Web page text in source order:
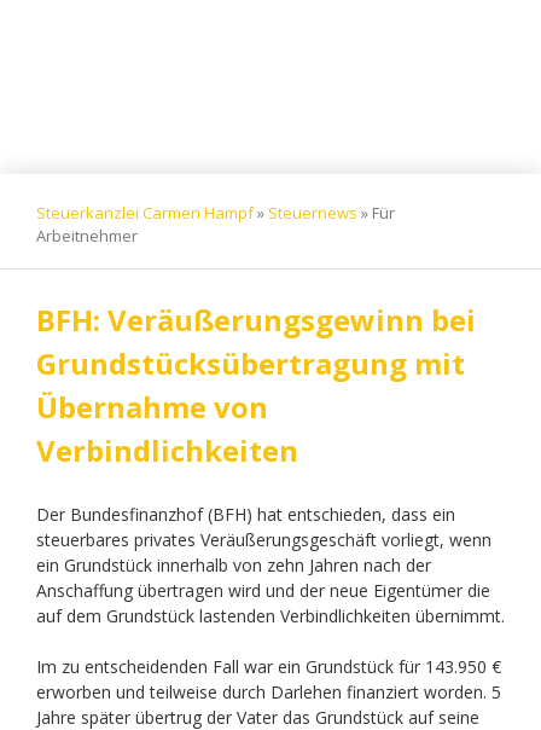
Steuerkanzlei Carmen Hampf» Steuernews » Für
Arbeitnehmer
BFH: Veräußerungsgewinn bei
Grundstücksübertragung mit
Übernahme von
Verbindlichkeiten
Der Bundesfinanzhof (BFH) hat entschieden, dass ein
steuerbares privates Veräußerungsgeschäft vorliegt, wenn
ein Grundstück innerhalb von zehn Jahren nach der
Anschaffung übertragen wird und der neue Eigentümer die
auf dem Grundstück lastenden Verbindlichkeiten übernimmt.
Im zu entscheidenden Fall war ein Grundstück für 143.950 €
erworben und teilweise durch Darlehen finanziert worden. 5
Jahre später übertrug der Vater das Grundstück auf seine